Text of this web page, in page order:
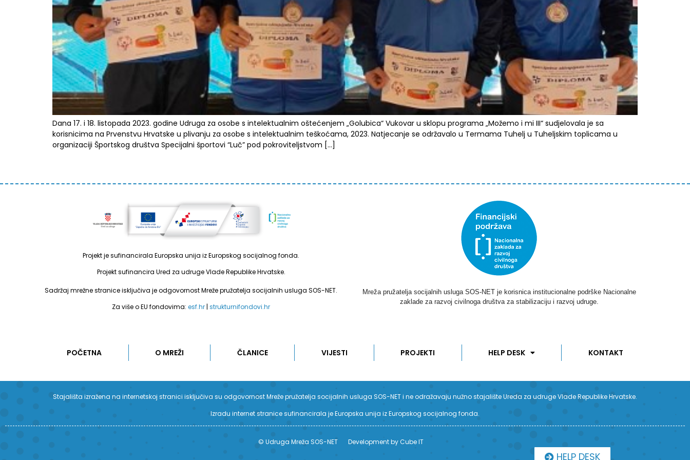
Dana 17. i 18. listopada 2023. godine Udruga za osobe s intelektualnim oštećenjem „Golubica“ Vukovar u sklopu programa „Možemo i mi III“ sudjelovala je sa
korisnicima na Prvenstvu Hrvatske u plivanju za osobe s intelektualnim teškoćama, 2023. Natjecanje se održavalo u Termama Tuhelj u Tuheljskim toplicama u
organizaciji Športskog društva Specijalni športovi “Luč” pod pokroviteljstvom […]
Projekt je sufinancirala Europska unija iz Europskog socijalnog fonda.
Projekt sufinancira Ured za udruge Vlade Republike Hrvatske.
Sadržaj mrežne stranice isključiva je odgovornost Mreže pružatelja socijalnih usluga SOS-NET.
Za više o EU fondovima: esf.hr | strukturnifondovi.hr
Mreža pružatelja socijalnih usluga SOS-NET je korisnica institucionalne podrške Nacionalne
zaklade za razvoj civilnoga društva za stabilizaciju i razvoj udruge.
POČETNA O MREŽI ČLANICE VIJESTI PROJEKTI HELP DESK KONTAKT
Stajališta izražena na internetskoj stranici isključiva su odgovornost Mreže pružatelja socijalnih usluga SOS-NET i ne odražavaju nužno stajalište Ureda za udruge Vlade Republike Hrvatske.
Izradu internet stranice sufinancirala je Europska unija iz Europskog socijalnog fonda.
© Udruga Mreža SOS-NET Development by Cube IT
HELP DESK